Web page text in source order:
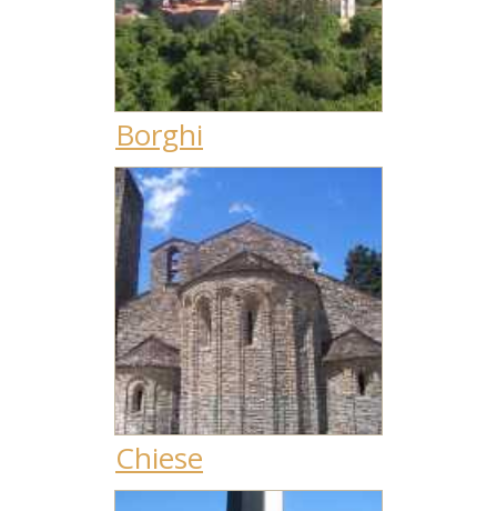
Borghi
Chiese